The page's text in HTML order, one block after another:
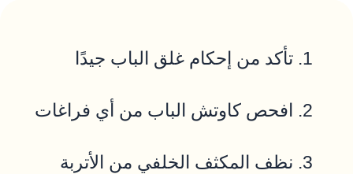
تأكد من إحكام غلق الباب جيدًا
افحص كاوتش الباب من أي فراغات
نظف المكثف الخلفي من الأتربة